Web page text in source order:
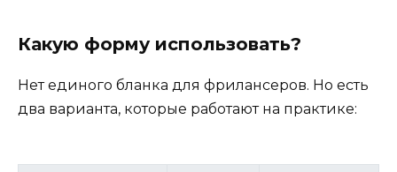
Какую форму использовать?
Нет единого бланка для фрилансеров. Но есть
два варианта, которые работают на практике: